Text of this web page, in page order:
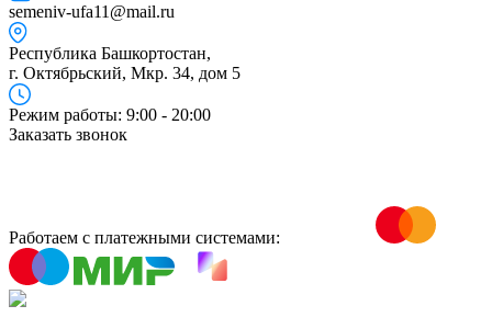
semeniv-ufa11@mail.ru
Республика Башкортостан,
г. Октябрьский, Мкр. 34, дом 5
Режим работы: 9:00 - 20:00
Заказать звонок
Работаем с платежными системами: